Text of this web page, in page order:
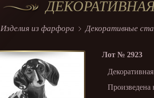
Изделия из фарфора Декоративные
Лот № 2923
Произведена